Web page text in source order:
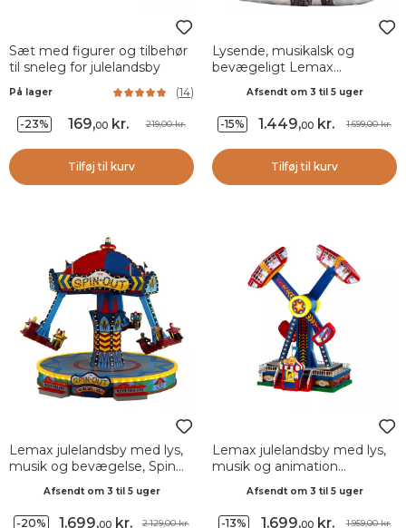
Sæt med figurer og tilbehør
til sneleg for julelandsby
På lager (14)
-23% 169,00 kr. 219,00 kr.
Tilføj til kurv
Lysende, musikalsk og
bevægeligt Lemax
Afsendt om 3 til 5 uger
-15% 1.449,00 kr. 1.699,00 kr.
Tilføj til kurv
Lemax julelandsby med lys,
musik og bevægelse, Spin
Afsendt om 3 til 5 uger
-20% 1.699,00kr. 2.129,00 kr.
Lemax julelandsby med lys,
musik og animation
Afsendt om 3 til 5 uger
-13% 1.699,00kr. 1.959,00 kr.